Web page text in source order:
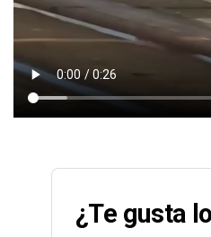
¿Te gusta